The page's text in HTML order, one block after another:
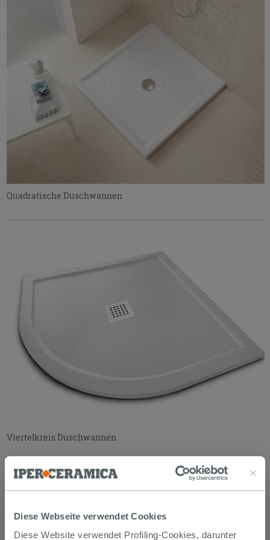
Diese Webseite verwendet Cookies
Diese Website verwendet Profiling-Cookies, darunter
Quadratische Duschwannen
Viertelkreis Duschwannen